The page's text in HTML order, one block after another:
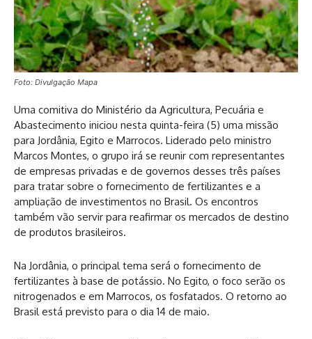
Foto: Divulgação Mapa
Uma comitiva do Ministério da Agricultura, Pecuária e
Abastecimento iniciou nesta quinta-feira (5) uma missão
para Jordânia, Egito e Marrocos. Liderado pelo ministro
Marcos Montes, o grupo irá se reunir com representantes
de empresas privadas e de governos desses três países
para tratar sobre o fornecimento de fertilizantes e a
ampliação de investimentos no Brasil. Os encontros
também vão servir para reafirmar os mercados de destino
de produtos brasileiros.
Na Jordânia, o principal tema será o fornecimento de
fertilizantes à base de potássio. No Egito, o foco serão os
nitrogenados e em Marrocos, os fosfatados. O retorno ao
Brasil está previsto para o dia 14 de maio.